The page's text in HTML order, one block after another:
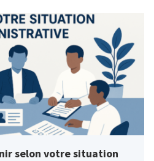
selon votre situation